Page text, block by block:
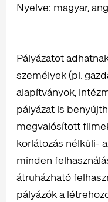
Nyelve: magyar,
Pályázatot
személyek (pl.
alapítványok,
pályázat is
megvalósított
korlátozás nélküli-
minden
átruházható
pályázók a